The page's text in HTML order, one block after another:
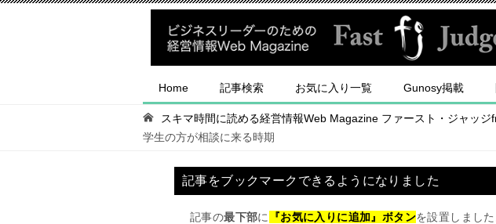
Home 記事検索 お気に入り一覧 Gunosy掲載
スキマ時間に読める経営情報Web Magazine ファースト・ジャッジ
学生の方が相談に来る時期
記事をブックマークできるようになりました
記事の最下部に 『お気に入りに追加』ボタンを設置しました